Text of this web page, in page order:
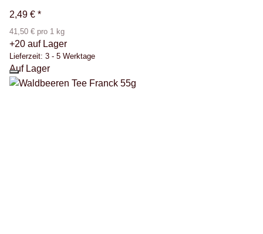
2,49 € *
41,50 € pro 1 kg
+20 auf Lager
Lieferzeit: 3 - 5 Werktage
Auf Lager